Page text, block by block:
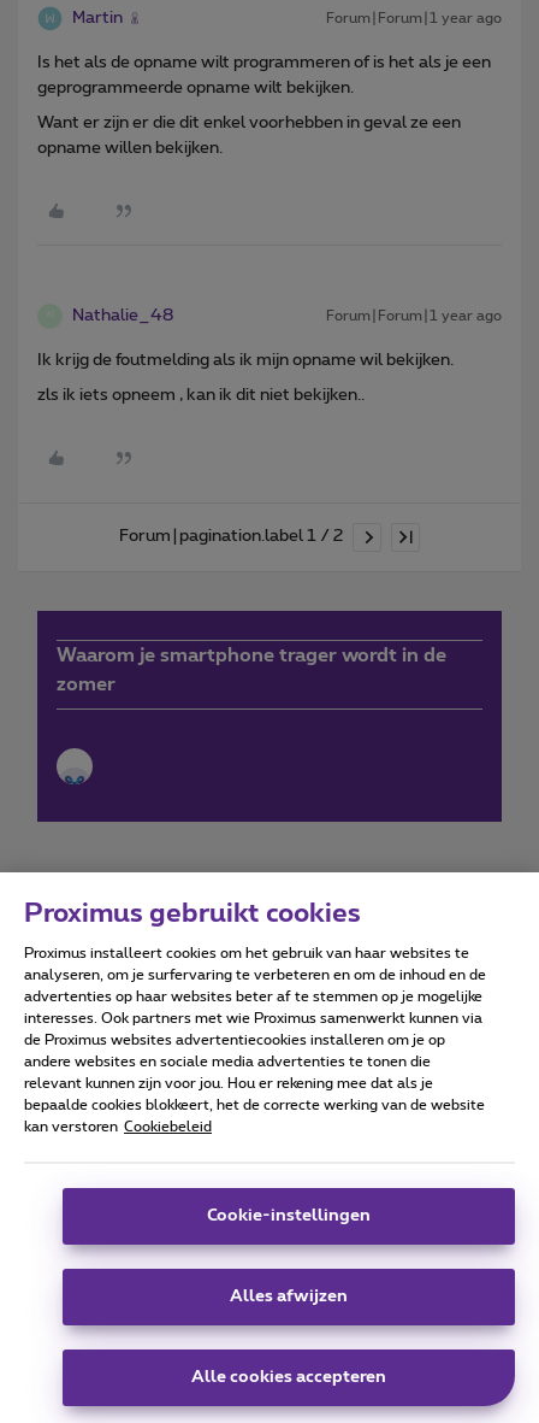
Martin Forum|Forum|1 year ago
Is het als de opname wilt programmeren of is het als je een
geprogrammeerde opname wilt bekijken.
Want er zijn er die dit enkel voorhebben in geval ze een
opname willen bekijken.
Nathalie_48 Forum|Forum|1 year ago
Ik krijg de foutmelding als ik mijn opname wil bekijken.
zls ik iets opneem , kan ik dit niet bekijken..
Forum|pagination.label 1 / 2
Waarom je smartphone trager wordt in de
zomer
Forumvoorwaarden Accessibility statement
Alle rechten voorbehouden. © Proximus
Algemene voorwaarden, consumenteninfo
Deze website is gecreëerd en wordt beheerd conform het
Koning Albert II-laan 27 - B-1030 Brussel.
Carrier & Wholesale Solutions
Telindus
|Sitemap
Proximus gebruikt cookies
Proximus installeert cookies om het gebruik van haar websites te
analyseren, om je surfervaring te verbeteren en om de inhoud en de
advertenties op haar websites beter af te stemmen op je mogelijke
interesses. Ook partners met wie Proximus samenwerkt kunnen via
de Proximus websites advertentiecookies installeren om je op
andere websites en sociale media advertenties te tonen die
relevant kunnen zijn voor jou. Hou er rekening mee dat als je
bepaalde cookies blokkeert, het de correcte werking van de website
kan verstoren Cookiebeleid
Cookie-instellingen
Alles afwijzen
Alle cookies accepteren